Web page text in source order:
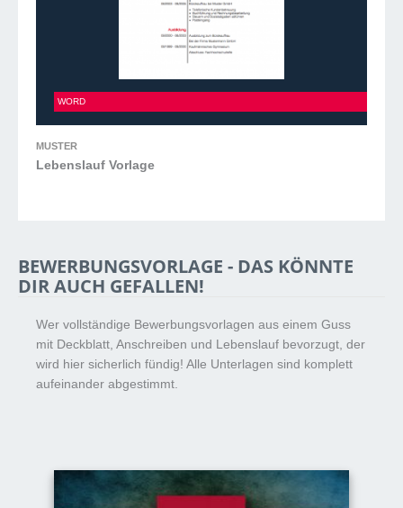
Lebenslauf Vorlage
BEWERBUNGSVORLAGE - DAS KÖNNTE
DIR AUCH GEFALLEN!
Wer vollständige Bewerbungsvorlagen aus einem Guss
mit Deckblatt, Anschreiben und Lebenslauf bevorzugt, der
wird hier sicherlich fündig! Alle Unterlagen sind komplett
aufeinander abgestimmt.